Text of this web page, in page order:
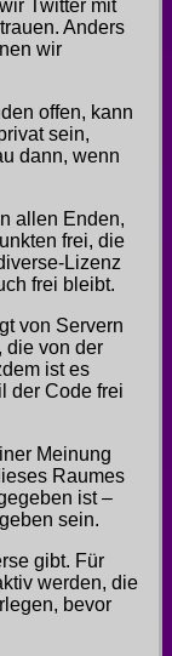
Twitter mit
Anders
wir
offen, kann
sein,
dann, wenn
allen Enden,
frei, die
Lizenz
frei bleibt.
von Servern
die von der
ist es
der Code frei
Meinung
Raumes
ist –
sein.
gibt. Für
werden, die
bevor